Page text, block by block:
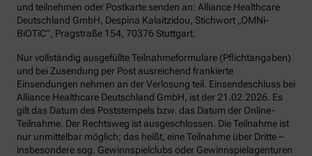
und teilnehmen oder Postkarte senden an: Alliance Healthcare
Deutschland GmbH, Despina Kalaitzidou, Stichwort „OMNi-
BiOTiC“, Pragstraße 154, 70376 Stuttgart.
Nur vollständig ausgefüllte Teilnahmeformulare (Pflichtangaben)
und bei Zusendung per Post ausreichend frankierte
Einsendungen nehmen an der Verlosung teil. Einsendeschluss bei
Alliance Healthcare Deutschland GmbH, ist der 21.02.2026. Es
gilt das Datum des Poststempels bzw. das Datum der Online-
Teilnahme. Der Rechtsweg ist ausgeschlossen. Die Teilnahme ist
nur unmittelbar möglich; das heißt, eine Teilnahme über Dritte –
insbesondere sog. Gewinnspielclubs oder Gewinnspielagenturen